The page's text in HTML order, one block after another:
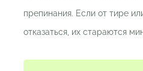
препинания. Если от тире
отказаться, их стараются